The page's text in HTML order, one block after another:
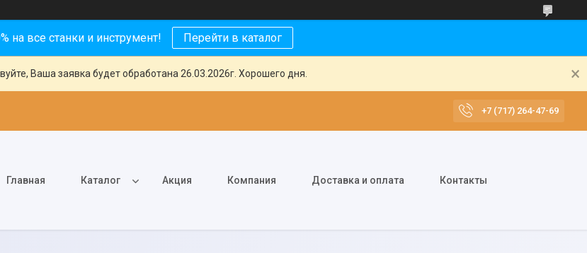
на все станки и инструмент! Перейти в каталог
Ваша заявка будет обработана 26.03.2026г. Хорошего дня.
+7 (717) 264-47-69
Главная Каталог Акция Компания Доставка и оплата Контакты